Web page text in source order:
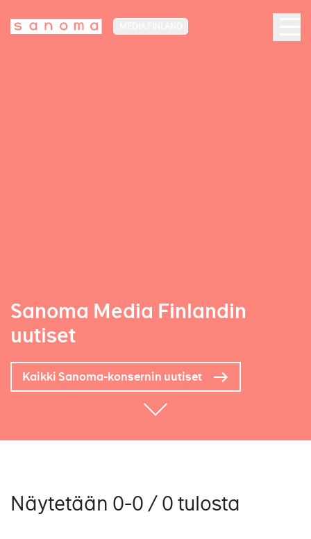
Sanoma Media Finlandin
uutiset
Kaikki Sanoma-konsernin uutiset
Näytetään 0-0 / 0 tulosta